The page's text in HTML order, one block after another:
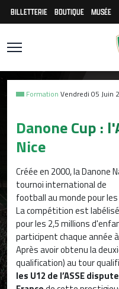
BILLETTERIE BOUTIQUE MUSÉE
Formation Vendredi 05 Juin
Danone Cup :
Nice
Créée en 2000, la Danone
tournoi international de
football au monde pour
La compétition est
pour les 2,5 millions
participent chaque année
Après avoir obtenu la
qualification) au tour
les U12 de l’ASSE